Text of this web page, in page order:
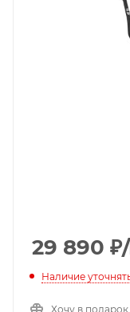
29 890 ₽
Наличие
Хочу в подарок